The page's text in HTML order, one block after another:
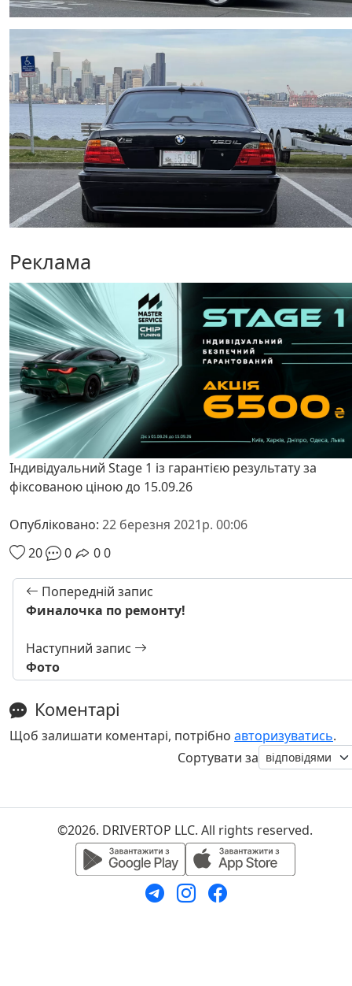
Реклама
Індивідуальний Stage 1 із гарантією результату за
фіксованою ціною до 15.09.26
Опубліковано: 22 березня 2021р. 00:06
20
0 00
Попередній запис
Финалочка по ремонту!
Наступний запис
Фото
Коментарі
Щоб залишати коментарі, потрібно авторизуватись.
Сортувати за
©2026. DRIVERTOP LLC. All rights reserved.